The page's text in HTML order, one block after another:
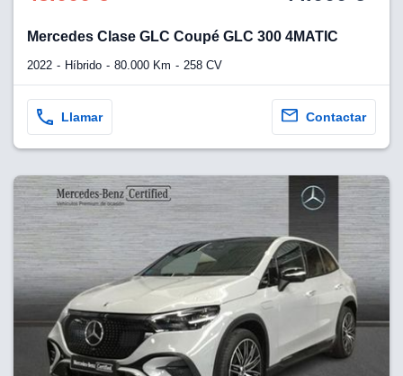
Mercedes Clase GLC Coupé GLC 300 4MATIC
2022 Híbrido 80.000 Km 258 CV
Llamar Contactar